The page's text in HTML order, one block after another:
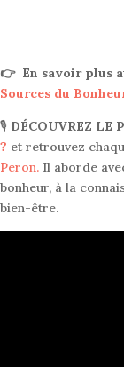
👉 En savoir plus
Sources du
🎙 DÉCOUVREZ LE
? et retrouvez
Peron. Il aborde
bonheur, à la
bien-être.